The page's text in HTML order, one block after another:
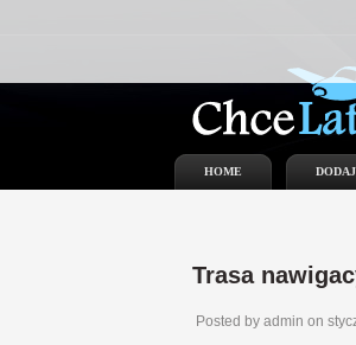
HOME
Trasa
Posted by admin on